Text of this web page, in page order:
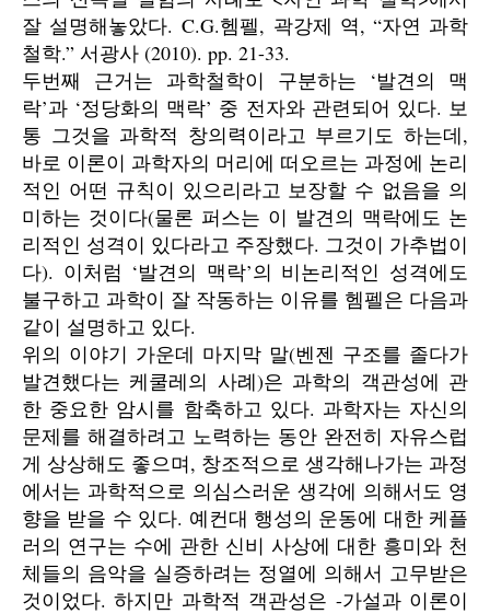
잘 설명해놓았다. C.G.헴펠, 곽강제 역, “자연 과학
철학.” 서광사 (2010). pp. 21-33.
두번째 근거는 과학철학이 구분하는 ‘발견의 맥
락’과 ‘정당화의 맥락’ 중 전자와 관련되어 있다. 보
통 그것을 과학적 창의력이라고 부르기도 하는데,
바로 이론이 과학자의 머리에 떠오르는 과정에 논리
적인 어떤 규칙이 있으리라고 보장할 수 없음을 의
미하는 것이다(물론 퍼스는 이 발견의 맥락에도 논
리적인 성격이 있다라고 주장했다. 그것이 가추법이
다). 이처럼 ‘발견의 맥락’의 비논리적인 성격에도
불구하고 과학이 잘 작동하는 이유를 헴펠은 다음과
같이 설명하고 있다.
위의 이야기 가운데 마지막 말(벤젠 구조를 졸다가
발견했다는 케쿨레의 사례)은 과학의 객관성에 관
한 중요한 암시를 함축하고 있다. 과학자는 자신의
문제를 해결하려고 노력하는 동안 완전히 자유스럽
게 상상해도 좋으며, 창조적으로 생각해나가는 과정
에서는 과학적으로 의심스러운 생각에 의해서도 영
향을 받을 수 있다. 예컨대 행성의 운동에 대한 케플
러의 연구는 수에 관한 신비 사상에 대한 흥미와 천
체들의 음악을 실증하려는 정열에 의해서 고무받은
것이었다. 하지만 과학적 객관성은 -가설과 이론이